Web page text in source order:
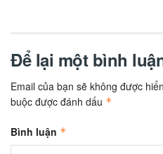
Để lại một bình
Email của bạn sẽ không được
buộc được đánh dấu *
Bình luận *